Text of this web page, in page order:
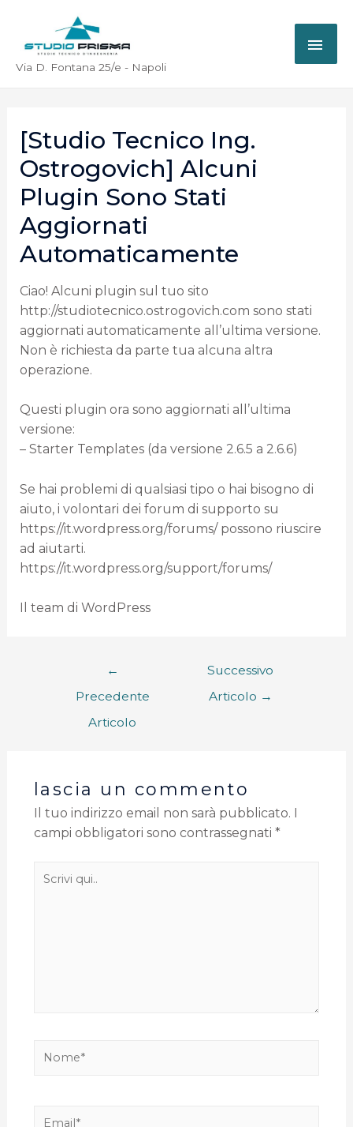
Via D. Fontana 25/e - Napoli
[Studio Tecnico Ing.
Ostrogovich] Alcuni
Plugin Sono Stati
Aggiornati
Automaticamente
Ciao! Alcuni plugin sul tuo sito
http://studiotecnico.ostrogovich.com sono stati
aggiornati automaticamente all’ultima versione.
Non è richiesta da parte tua alcuna altra
operazione.
Questi plugin ora sono aggiornati all’ultima
versione:
– Starter Templates (da versione 2.6.5 a 2.6.6)
Se hai problemi di qualsiasi tipo o hai bisogno di
aiuto, i volontari dei forum di supporto su
https://it.wordpress.org/forums/ possono riuscire
ad aiutarti.
https://it.wordpress.org/support/forums/
Il team di WordPress
←
Precedente
Articolo
Successivo
Articolo →
lascia un commento
Il tuo indirizzo email non sarà pubblicato.
campi obbligatori sono contrassegnati *